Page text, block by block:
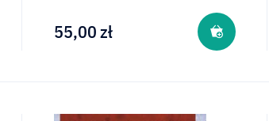
55,00zł